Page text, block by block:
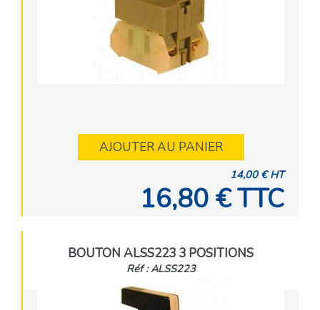
AJOUTER AU PANIER
14,00 € HT
16,80 € TTC
BOUTON ALSS223 3 POSITIONS
Réf : ALSS223